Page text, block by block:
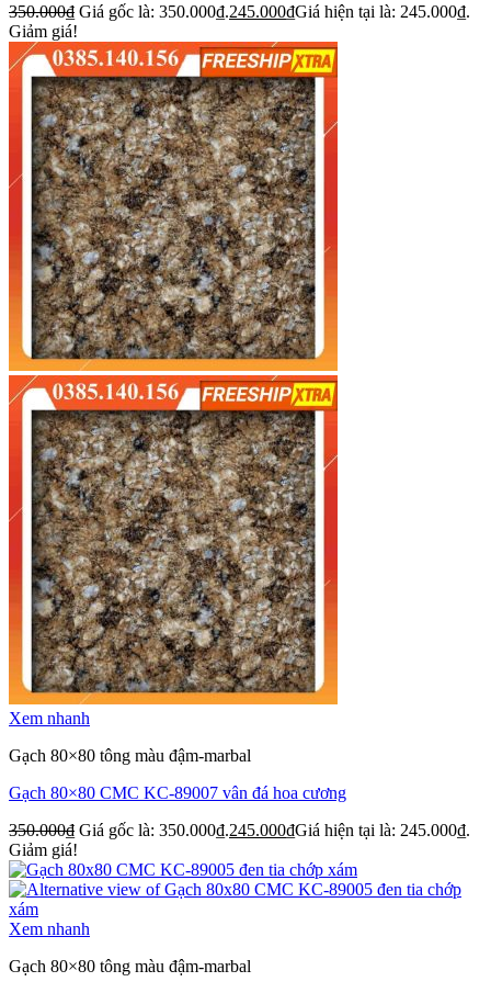
350.000₫ Giá gốc là: 350.000₫.245.000₫Giá hiện tại là: 245.000₫.
Giảm giá!
Xem nhanh
Gạch 80×80 tông màu đậm-marbal
Gạch 80×80 CMC KC-89007 vân đá hoa cương
350.000₫ Giá gốc là: 350.000₫.245.000₫Giá hiện tại là: 245.000₫.
Giảm giá!
Xem nhanh
Gạch 80×80 tông màu đậm-marbal